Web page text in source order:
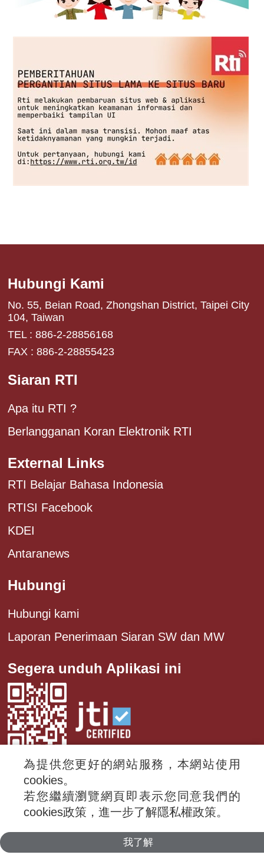
Hubungi Kami
No. 55, Beian Road, Zhongshan District, Taipei City
104, Taiwan
TEL : 886-2-28856168
FAX : 886-2-28855423
Siaran RTI
Apa itu RTI ?
Berlangganan Koran Elektronik RTI
External Links
RTI Belajar Bahasa Indonesia
RTISI Facebook
KDEI
Antaranews
Hubungi
Hubungi kami
Laporan Penerimaan Siaran SW dan MW
Segera unduh Aplikasi ini
© 2024 RTI (Radio Taiwan International).
All rights reserved.
為提供您更好的網站服務，本網站使用
cookies。
若您繼續瀏覽網頁即表示您同意我們的
cookies政策，進一步了解隱私權政策。
我了解